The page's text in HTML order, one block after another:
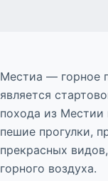
Местиа — горное
является
похода из Местии
пешие прогулки,
прекрасных
горного воздуха.